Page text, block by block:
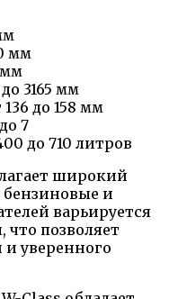
мм
мм
3165 мм
136 до 158 мм
7
до 710 литров
широкий
бензиновые и
варьируется
что позволяет
уверенного